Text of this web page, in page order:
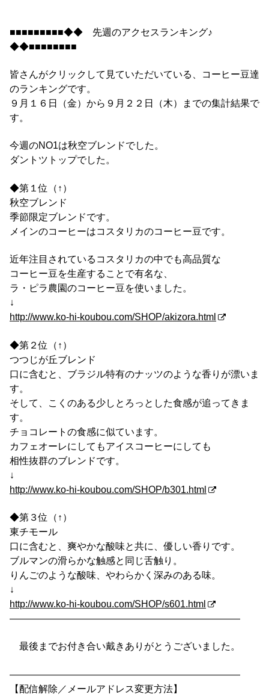
■■■■■■■■■◆◆ 先週のアクセスランキング♪
◆◆■■■■■■■■
皆さんがクリックして見ていただいている、コーヒー豆達
のランキングです。
９月１６日（金）から９月２２日（木）までの集計結果で
す。
今週のNO1は秋空ブレンドでした。
ダントツトップでした。
◆第１位（↑）
秋空ブレンド
季節限定ブレンドです。
メインのコーヒーはコスタリカのコーヒー豆です。
近年注目されているコスタリカの中でも高品質な
コーヒー豆を生産することで有名な、
ラ・ピラ農園のコーヒー豆を使いました。
↓
http://www.ko-hi-koubou.com/SHOP/akizora.html
◆第２位（↑）
つつじが丘ブレンド
口に含むと、ブラジル特有のナッツのような香りが漂いま
す。
そして、こくのある少しとろっとした食感が追ってきま
す。
チョコレートの食感に似ています。
カフェオーレにしてもアイスコーヒーにしても
相性抜群のブレンドです。
↓
http://www.ko-hi-koubou.com/SHOP/b301.html
◆第３位（↑）
東チモール
口に含むと、爽やかな酸味と共に、優しい香りです。
ブルマンの滑らかな触感と同じ舌触り。
りんごのような酸味、やわらかく深みのある味。
↓
http://www.ko-hi-koubou.com/SHOP/s601.html
————————————————————————
最後までお付き合い戴きありがとうございました。
————————————————————————
【配信解除／メールアドレス変更方法】